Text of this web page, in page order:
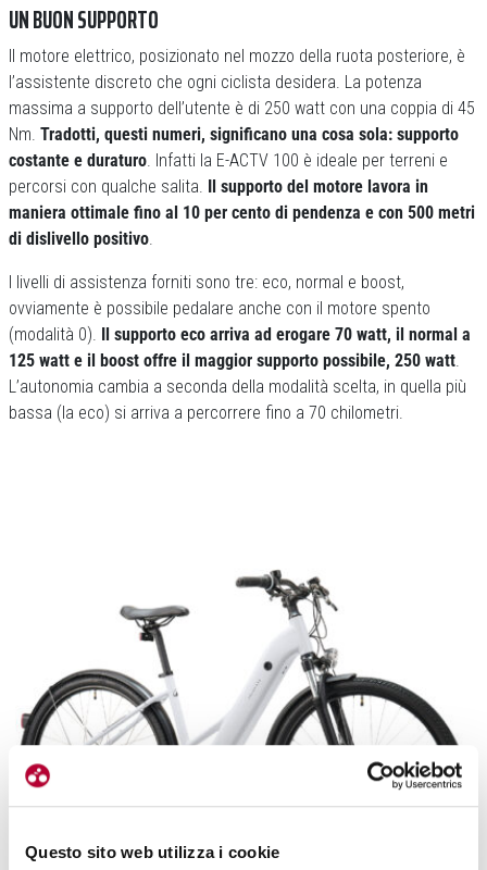
Questo sito web utilizza i cookie
UN BUON SUPPORTO
Il motore elettrico, posizionato nel mozzo della ruota posteriore, è
l’assistente discreto che ogni ciclista desidera. La potenza
massima a supporto dell’utente è di 250 watt con una coppia di 45
Nm. Tradotti, questi numeri, significano una cosa sola: supporto
costante e duraturo. Infatti la E-ACTV 100 è ideale per terreni e
percorsi con qualche salita. Il supporto del motore lavora in
maniera ottimale fino al 10 per cento di pendenza e con 500 metri
di dislivello positivo.
I livelli di assistenza forniti sono tre: eco, normal e boost,
ovviamente è possibile pedalare anche con il motore spento
(modalità 0). Il supporto eco arriva ad erogare 70 watt, il normal a
125 watt e il boost offre il maggior supporto possibile, 250 watt.
L’autonomia cambia a seconda della modalità scelta, in quella più
bassa (la eco) si arriva a percorrere fino a 70 chilometri.